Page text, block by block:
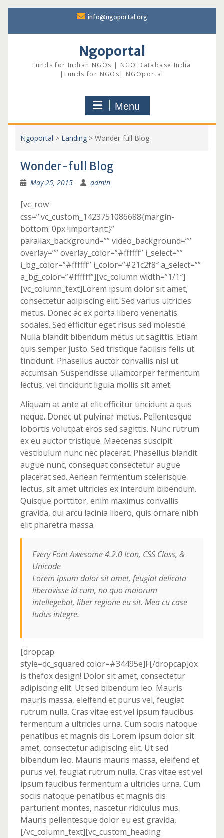
content
info@ngoportal.org
Ngoportal
Funds for Indian NGOs | NGO Database India
|Funds for NGOs| NGOportal
Menu
Ngoportal > Landing> Wonder-full Blog
Wonder-full Blog
May 25, 2015 admin
[vc_row
css=”.vc_custom_1423751086688{margin-
bottom: 0px !important;}”
parallax_background=”” video_background=””
overlay=”” overlay_color=”#ffffff” i_select=””
i_bg_color=”#ffffff” i_color=”#21c2f8″ a_select=””
a_bg_color=”#ffffff”][vc_column width=”1/1″]
[vc_column_text]Lorem ipsum dolor sit amet,
consectetur adipiscing elit. Sed varius ultricies
metus. Donec ac ex porta libero venenatis
sodales. Sed efficitur eget risus sed molestie.
Nulla blandit bibendum metus ut sagittis. Etiam
quis semper justo. Sed tristique facilisis felis ut
tincidunt. Phasellus auctor convallis nisl ut
accumsan. Suspendisse ullamcorper fermentum
lectus, vel tincidunt ligula mollis sit amet.
Aliquam at ante at elit efficitur tincidunt a quis
neque. Donec ut pulvinar metus. Pellentesque
lobortis volutpat eros sed sagittis. Nunc rutrum
ex eu auctor tristique. Maecenas suscipit
vestibulum nunc nec placerat. Phasellus blandit
augue nunc, consequat consectetur augue
placerat sed. Aenean fermentum scelerisque
lectus, sit amet ultricies ex interdum bibendum.
Quisque porttitor, enim maximus convallis
gravida, dui arcu lacinia libero, quis ornare nibh
elit pharetra massa.
Every Font Awesome 4.2.0 Icon, CSS Class, &
Unicode
Lorem ipsum dolor sit amet, feugiat delicata
liberavisse id cum, no quo maiorum
intellegebat, liber regione eu sit. Mea cu case
ludus integre.
[dropcap
style=dc_squared color=#34495e]F[/dropcap]ox
is thefox design! Dolor sit amet, consectetur
adipiscing elit. Ut sed bibendum leo. Mauris
mauris massa, eleifend et purus vel, feugiat
rutrum nulla. Cras vitae est vel ipsum faucibus
fermentum a ultricies urna. Cum sociis natoque
penatibus et magnis dis Lorem ipsum dolor sit
amet, consectetur adipiscing elit. Ut sed
bibendum leo. Mauris mauris massa, eleifend et
purus vel, feugiat rutrum nulla. Cras vitae est vel
ipsum faucibus fermentum a ultricies urna. Cum
sociis natoque penatibus et magnis dis
parturient montes, nascetur ridiculus mus.
Mauris pellentesque dolor eu est gravida,
[/vc_column_text][vc_custom_heading